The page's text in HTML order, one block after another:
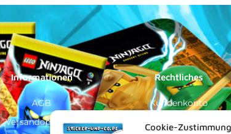
Cookie-
Informationen
AGB
Versandoptionen
Rechtliches
Kundenkonto
Impressum